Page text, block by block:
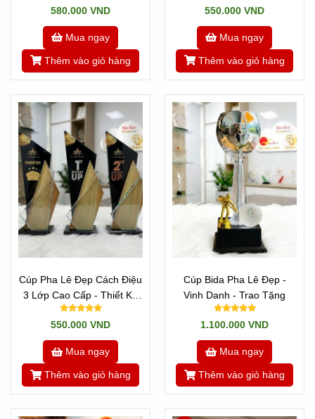
580.000 VND
Mua ngay
Thêm vào giỏ hàng
550.000 VND
Mua ngay
Thêm vào giỏ hàng
Cúp Pha Lê Đẹp Cách Điệu
3 Lớp Cao Cấp - Thiết Kế
Theo Yêu Cầu
550.000 VND
Mua ngay
Thêm vào giỏ hàng
Cúp Bida Pha Lê Đẹp -
Vinh Danh - Trao Tặng
1.100.000 VND
Mua ngay
Thêm vào giỏ hàng